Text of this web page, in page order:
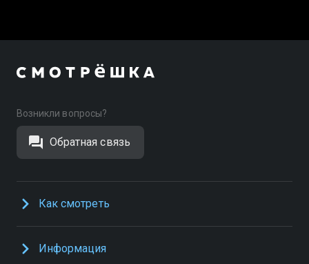
Возникли вопросы?
Обратная связь
Как смотреть
Информация